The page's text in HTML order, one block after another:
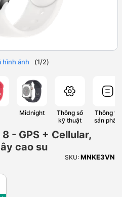
hình ảnh (1/2)
Midnight
Thông số
kỹ thuật
Thông tin
sản phẩm
- GPS + Cellular,
cao su
SKU: MNKE3VN